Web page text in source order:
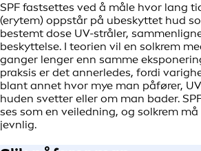
SPF fastsettes ved å måle hvor lang
(erytem) oppstår på ubeskyttet hud
bestemt dose UV-stråler,
beskyttelse. I teorien vil en solkrem
ganger lenger enn samme
praksis er det annerledes, fordi
blant annet hvor mye man påfører,
huden svetter eller om man bader.
ses som en veiledning, og solkrem
jevnlig.